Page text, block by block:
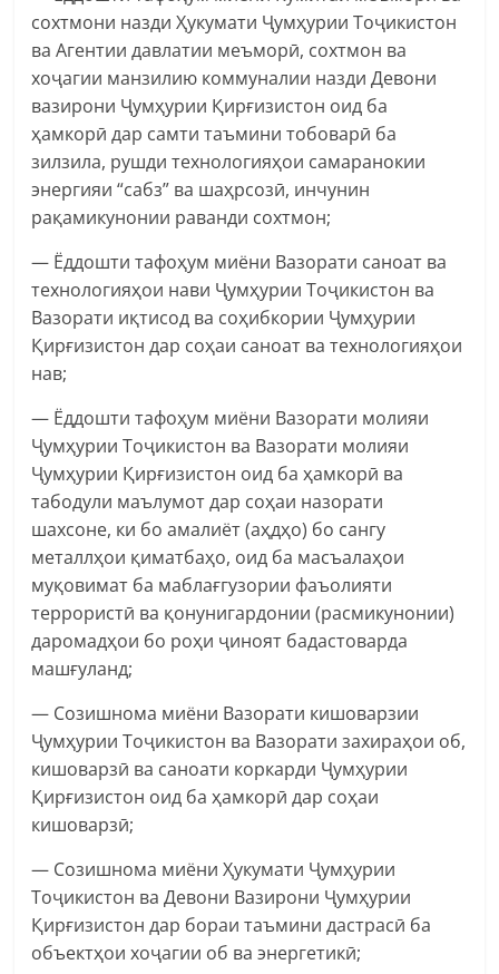
сохтмони назди Ҳукумати Ҷумҳурии Тоҷикистон
ва Агентии давлатии меъморӣ, сохтмон ва
хоҷагии манзилию коммуналии назди Девони
вазирони Ҷумҳурии Қирғизистон оид ба
ҳамкорӣ дар самти таъмини тобоварӣ ба
зилзила, рушди технологияҳои самаранокии
энергияи “сабз” ва шаҳрсозӣ, инчунин
рақамикунонии раванди сохтмон;
— Ёддошти тафоҳум миёни Вазорати саноат ва
технологияҳои нави Ҷумҳурии Тоҷикистон ва
Вазорати иқтисод ва соҳибкории Ҷумҳурии
Қирғизистон дар соҳаи саноат ва технологияҳои
нав;
— Ёддошти тафоҳум миёни Вазорати молияи
Ҷумҳурии Тоҷикистон ва Вазорати молияи
Ҷумҳурии Қирғизистон оид ба ҳамкорӣ ва
табодули маълумот дар соҳаи назорати
шахсоне, ки бо амалиёт (аҳдҳо) бо сангу
металлҳои қиматбаҳо, оид ба масъалаҳои
муқовимат ба маблағгузории фаъолияти
террористӣ ва қонунигардонии (расмикунонии)
даромадҳои бо роҳи ҷиноят бадастоварда
машғуланд;
— Созишнома миёни Вазорати кишоварзии
Ҷумҳурии Тоҷикистон ва Вазорати захираҳои об,
кишоварзӣ ва саноати коркарди Ҷумҳурии
Қирғизистон оид ба ҳамкорӣ дар соҳаи
кишоварзӣ;
— Созишнома миёни Ҳукумати Ҷумҳурии
Тоҷикистон ва Девони Вазирони Ҷумҳурии
Қирғизистон дар бораи таъмини дастрасӣ ба
объектҳои хоҷагии об ва энергетикӣ;